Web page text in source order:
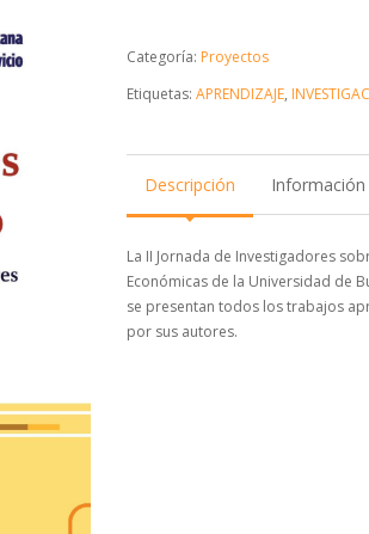
Categoría: Proyectos
Etiquetas:APRENDIZAJE,
Descripción Información
La II Jornada de Investigadores
Económicas de la Universidad de
se presentan todos los trabajos
por sus autores.